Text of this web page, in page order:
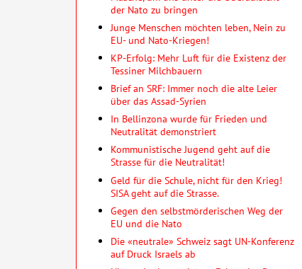
der Nato zu bringen
Junge Menschen möchten leben, Nein zu
EU- und Nato-Kriegen!
KP-Erfolg: Mehr Luft für die Existenz der
Tessiner Milchbauern
Brief an SRF: Immer noch die alte Leier
über das Assad-Syrien
In Bellinzona wurde für Frieden und
Neutralität demonstriert
Kommunistische Jugend geht auf die
Strasse für die Neutralität!
Geld für die Schule, nicht für den Krieg!
SISA geht auf die Strasse.
Gegen den selbstmörderischen Weg der
EU und die Nato
Die «neutrale» Schweiz sagt UN-Konferenz
auf Druck Israels ab